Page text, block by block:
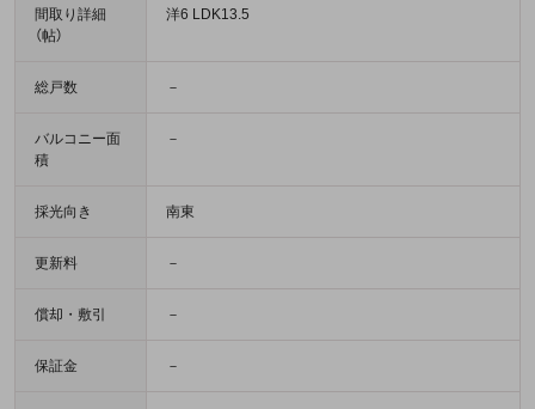
間取り詳細
（帖）
洋6 LDK13.5
総戸数 －
バルコニー面
積
－
採光向き 南東
更新料 －
償却・敷引 －
保証金 －